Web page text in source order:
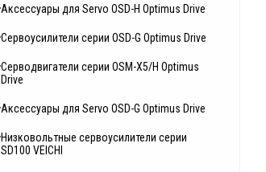
Аксессуары для Servo OSD-H Optimus Drive
Сервоусилители серии OSD-G Optimus Drive
Серводвигатели серии OSM-X5/H Optimus
Drive
Аксессуары для Servo OSD-G Optimus Drive
Низковольтные сервоусилители серии
SD100 VEICHI